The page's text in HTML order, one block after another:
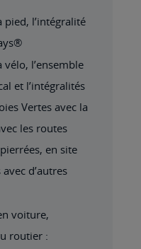
pied, l’intégralité
l’ensemble
et l’intégralités
Vertes avec la
les routes
en site
d’autres
voiture,
routier :